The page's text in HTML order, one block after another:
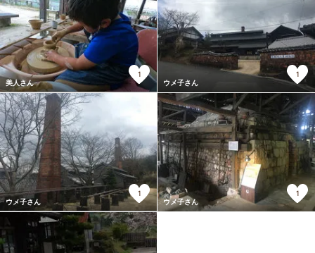
美人さん
1
ウメ子さん
1
ウメ子さん
1
ウメ子さん
1